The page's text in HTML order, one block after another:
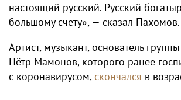
настоящий русский. Русский
большому счёту», — сказал Пахомов.
Артист, музыкант, основатель
Пётр Мамонов, которого ранее
с коронавирусом, скончался в